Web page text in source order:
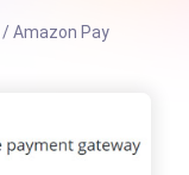
/ Amazon Pay